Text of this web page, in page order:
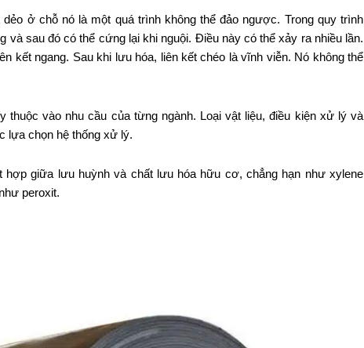
ở chỗ nó là một quá trình không thể đảo ngược. Trong quy trình
và sau đó có thể cứng lại khi nguội. Điều này có thể xảy ra nhiều lần.
kết ngang. Sau khi lưu hóa, liên kết chéo là vĩnh viễn. Nó không thể
thuộc vào nhu cầu của từng ngành. Loại vật liệu, điều kiện xử lý và
lựa chọn hệ thống xử lý.
hợp giữa lưu huỳnh và chất lưu hóa hữu cơ, chẳng hạn như xylene
peroxit.